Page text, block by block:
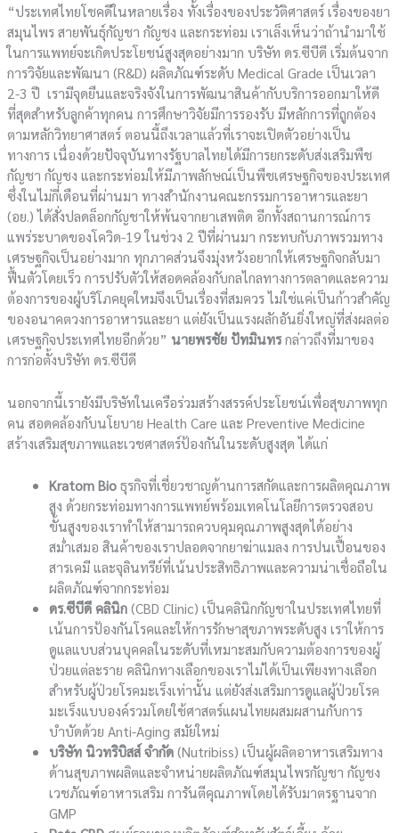
“ประเทศไทยโชคดีในหลายเรื่อง ทั้งเรื่องของประวัติศาสตร์ เรื่องของยา
สมุนไพร สายพันธุ์กัญชา กัญชง และกระท่อม เราเล็งเห็นว่าถ้านำมาใช้
ในการแพทย์จะเกิดประโยชน์สูงสุดอย่างมาก บริษัท ดร.ซีบีดี เริ่มต้นจาก
การวิจัยและพัฒนา (R&D) ผลิตภัณฑ์ระดับ Medical Grade เป็นเวลา
2-3 ปี เรามีจุดยืนและจริงจังในการพัฒนาสินค้ากับบริการออกมาให้ดี
ที่สุดสำหรับลูกค้าทุกคน การศึกษาวิจัยมีการรองรับ มีหลักการที่ถูกต้อง
ตามหลักวิทยาศาสตร์ ตอนนี้ถึงเวลาแล้วที่เราจะเปิดตัวอย่างเป็น
ทางการ เนื่องด้วยปัจจุบันทางรัฐบาลไทยได้มีการยกระดับส่งเสริมพืช
กัญชา กัญชง และกระท่อมให้มีภาพลักษณ์เป็นพืชเศรษฐกิจของประเทศ
ซึ่งในไม่กี่เดือนที่ผ่านมา ทางสำนักงานคณะกรรมการอาหารและยา
(อย.) ได้สั่งปลดล็อกกัญชาให้พ้นจากยาเสพติด อีกทั้งสถานการณ์การ
แพร่ระบาดของโควิด-19 ในช่วง 2 ปีที่ผ่านมา กระทบกับภาพรวมทาง
เศรษฐกิจเป็นอย่างมาก ทุกภาคส่วนจึงมุ่งหวังอยากให้เศรษฐกิจกลับมา
ฟื้นตัวโดยเร็ว การปรับตัวให้สอดคล้องกับกลไกลทางการตลาดและความ
ต้องการของผู้บริโภคยุคใหม่จึงเป็นเรื่องที่สมควร ไม่ใช่แค่เป็นก้าวสำคัญ
ของอนาคตวงการอาหารและยา แต่ยังเป็นแรงผลักอันยิ่งใหญ่ที่ส่งผลต่อ
เศรษฐกิจประเทศไทยอีกด้วย” นายพรชัย ปัทมินทรกล่าวถึงที่มาของ
การก่อตั้งบริษัท ดร.ซีบีดี
นอกจากนี้เรายังมีบริษัทในเครือร่วมสร้างสรรค์ประโยชน์เพื่อสุขภาพทุก
คน สอดคล้องกับนโยบาย Health Care และ Preventive Medicine
สร้างเสริมสุขภาพและเวชศาสตร์ป้องกันในระดับสูงสุด ได้แก่
Kratom Bioธุรกิจที่เชี่ยวชาญด้านการสกัดและการผลิตคุณภาพ
สูง ด้วยกระท่อมทางการแพทย์พร้อมเทคโนโลยีการตรวจสอบ
ขั้นสูงของเราทำให้สามารถควบคุมคุณภาพสูงสุดได้อย่าง
สม่ำเสมอ สินค้าของเราปลอดจากยาฆ่าแมลง การปนเปื้อนของ
สารเคมี และจุลินทรีย์ที่เน้นประสิทธิภาพและความน่าเชื่อถือใน
ผลิตภัณฑ์จากกระท่อม
ดร.ซีบีดี คลินิก(CBD Clinic) เป็นคลินิกกัญชาในประเทศไทยที่
เน้นการป้องกันโรคและให้การรักษาสุขภาพระดับสูง เราให้การ
ดูแลแบบส่วนบุคคลในระดับที่เหมาะสมกับความต้องการของผู้
ป่วยแต่ละราย คลินิกทางเลือกของเราไม่ได้เป็นเพียงทางเลือก
สำหรับผู้ป่วยโรคมะเร็งเท่านั้น แต่ยังส่งเสริมการดูแลผู้ป่วยโรค
มะเร็งแบบองค์รวมโดยใช้ศาสตร์แผนไทยผสมผสานกับการ
บำบัดด้วย Anti-Aging สมัยใหม่
บริษัท นิวทริบิสส์ จำกัด(Nutribiss) เป็นผู้ผลิตอาหารเสริมทาง
ด้านสุขภาพผลิตและจำหน่ายผลิตภัณฑ์สมุนไพรกัญชา กัญชง
เวชภัณฑ์อาหารเสริม การันตีคุณภาพโดยได้รับมาตรฐานจาก
GMP